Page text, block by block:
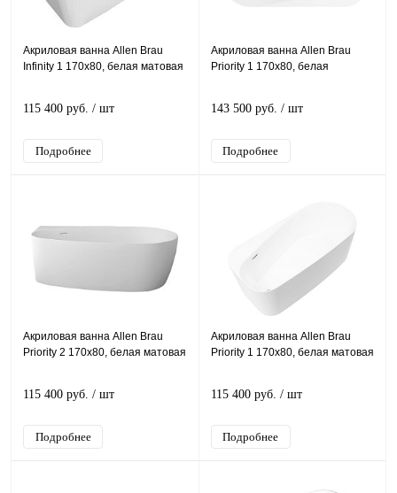
Акриловая ванна Allen Brau
Infinity 1 170x80, белая матовая
115 400 руб. / шт
Подробнее
Акриловая ванна Allen Brau
Priority 1 170x80, белая
143 500 руб. / шт
Подробнее
Акриловая ванна Allen Brau
Priority 2 170x80, белая матовая
115 400 руб. / шт
Подробнее
Акриловая ванна Allen Brau
Priority 1 170x80, белая матовая
115 400 руб. / шт
Подробнее